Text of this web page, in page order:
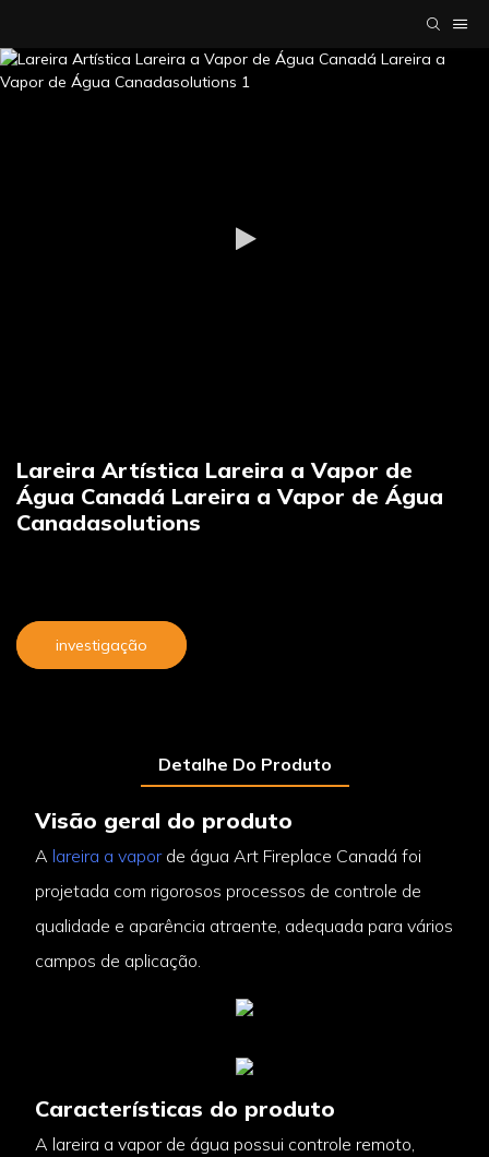
Lareira Artística Lareira a Vapor de
Água Canadá Lareira a Vapor de Água
Canadasolutions
investigação
Detalhe Do Produto
Visão geral do produto
A lareira a vaporde água Art Fireplace Canadá foi
projetada com rigorosos processos de controle de
qualidade e aparência atraente, adequada para vários
campos de aplicação.
Características do produto
A lareira a vapor de água possui controle remoto,